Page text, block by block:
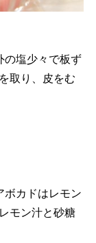
の塩少々で板ず
取り、皮をむ
ボカドはレモン
モン汁と砂糖